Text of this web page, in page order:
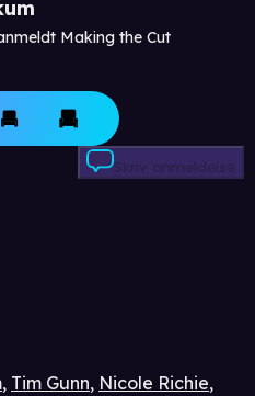
Making the Cut
Skriv anmeldelse
, Tim Gunn, Nicole Richie,